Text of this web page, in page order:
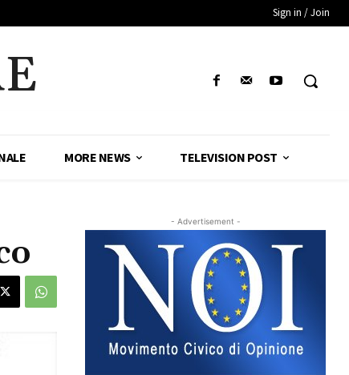
Sign in / Join
MORE NEWS TELEVISION POST
- Advertisement -